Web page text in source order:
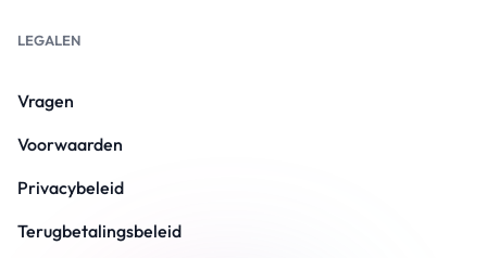
LEGALEN
Vragen
Voorwaarden
Privacybeleid
Terugbetalingsbeleid